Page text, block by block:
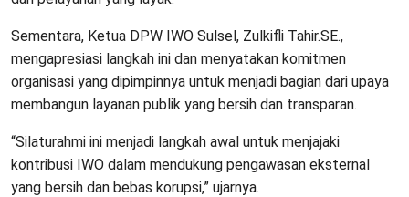
Sementara, Ketua DPW IWO Sulsel, Zulkifli Tahir.SE.,
mengapresiasi langkah ini dan menyatakan komitmen
organisasi yang dipimpinnya untuk menjadi bagian dari upaya
membangun layanan publik yang bersih dan transparan.
“Silaturahmi ini menjadi langkah awal untuk menjajaki
kontribusi IWO dalam mendukung pengawasan eksternal
yang bersih dan bebas korupsi,” ujarnya.